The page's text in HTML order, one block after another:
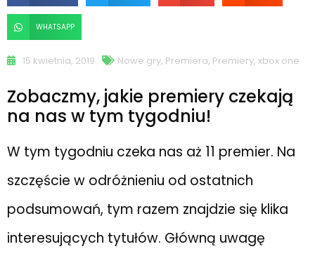
WHATSAPP
15 kwietnia, 2019 Nowe gry, Premiera, Premiery, xbox one
Zobaczmy, jakie premiery czekają
na nas w tym tygodniu!
W tym tygodniu czeka nas aż 11 premier. Na
szczęście w odróżnieniu od ostatnich
podsumowań, tym razem znajdzie się klika
interesujących tytułów. Główną uwagę